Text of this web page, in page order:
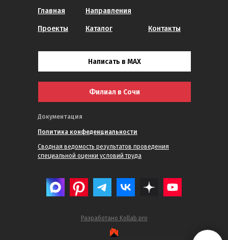
Главная
Политика конфеденциальности
Документация
Направления
Каталог Контакты
Сводная ведомость результатов проведения
специальной оценки условий труда
Разработано Kollab.pro
Проекты
Написать в MAX
Филиал в Сочи